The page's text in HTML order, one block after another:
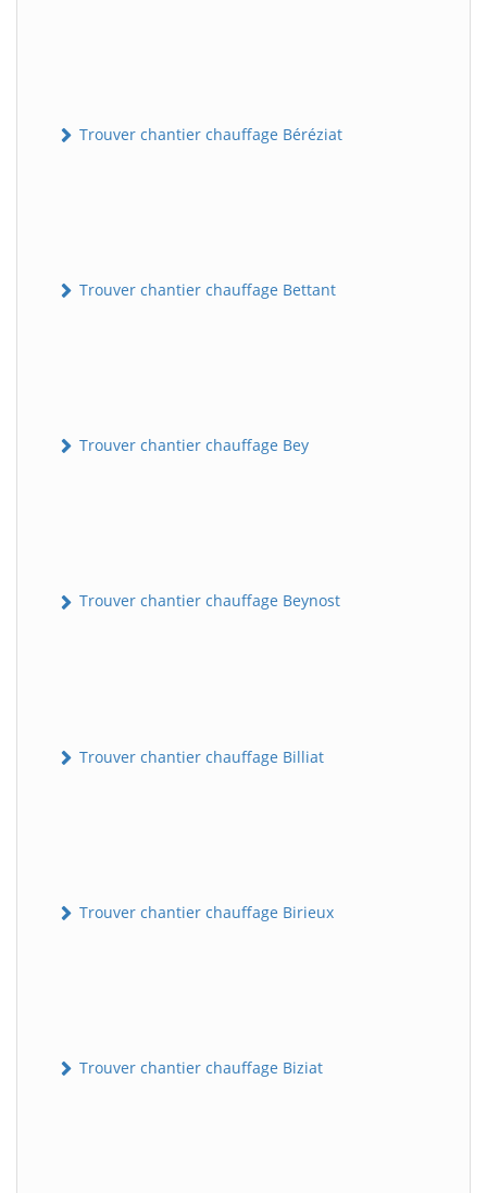
Trouver chantier chauffage Béréziat
Trouver chantier chauffage Bettant
Trouver chantier chauffage Bey
Trouver chantier chauffage Beynost
Trouver chantier chauffage Billiat
Trouver chantier chauffage Birieux
Trouver chantier chauffage Biziat